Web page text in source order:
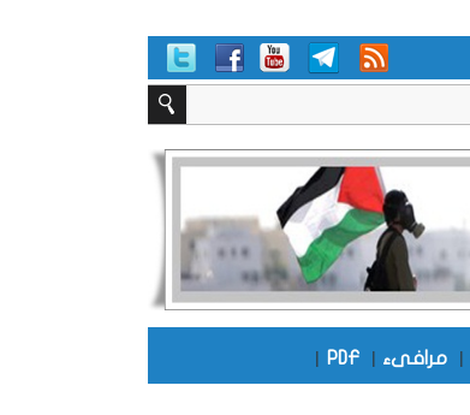
| مرافىء |
PDF
|